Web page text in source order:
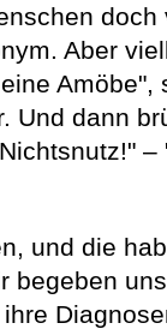
Aber
Amöbe",
Und dann
–
und die
begeben